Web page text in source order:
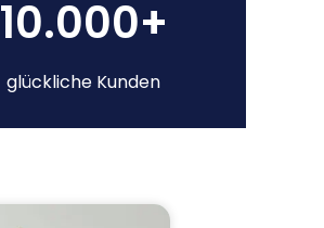
10.000+
glückliche Kunden